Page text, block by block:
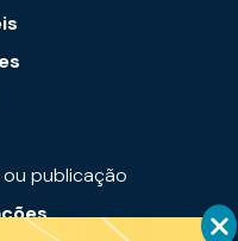
publicação